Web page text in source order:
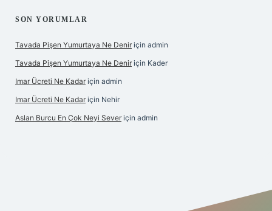
SON YORUMLAR
Tavada Pişen Yumurtaya Ne Denir için admin
Tavada Pişen Yumurtaya Ne Denir için Kader
Imar Ücreti Ne Kadar için admin
Imar Ücreti Ne Kadar için Nehir
Aslan Burcu En Çok Neyi Sever için admin